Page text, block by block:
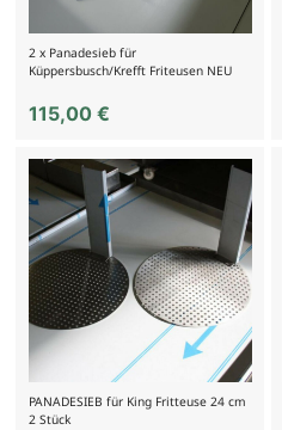
2 x Panadesieb für
Küppersbusch/Krefft Friteusen NEU
115,00 €
PANADESIEB für King Fritteuse 24 cm
2 Stück